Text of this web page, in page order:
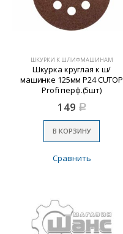
ШКУРКИ К ШЛИФМАШИНАМ
Шкурка круглая к ш/
машинке 125мм Р24 CUTOP
Profi перф.(5шт)
149 Р
В КОРЗИНУ
Сравнить